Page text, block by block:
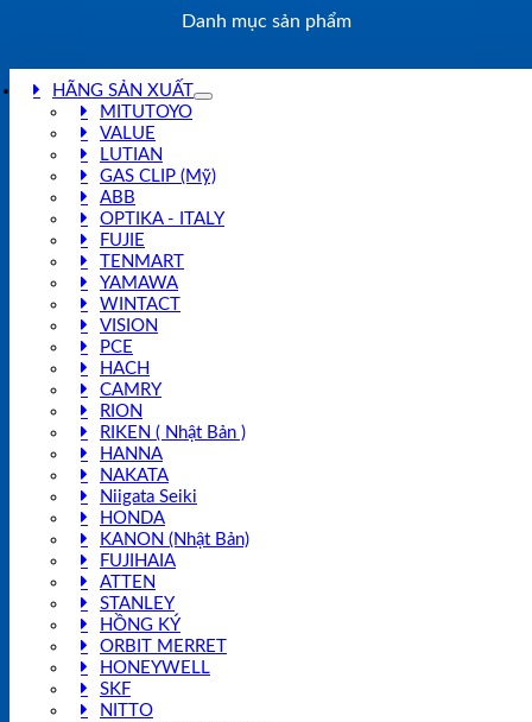
Danh mục sản phẩm
HÃNG SẢN XUẤT
MITUTOYO
VALUE
LUTIAN
GAS CLIP (Mỹ)
ABB
OPTIKA - ITALY
FUJIE
TENMART
YAMAWA
WINTACT
VISION
PCE
HACH
CAMRY
RION
RIKEN ( Nhật Bản )
HANNA
NAKATA
Niigata Seiki
HONDA
KANON (Nhật Bản)
FUJIHAIA
ATTEN
STANLEY
HỒNG KÝ
ORBIT MERRET
HONEYWELL
SKF
NITTO